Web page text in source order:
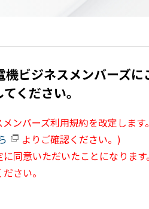
機ビジネスメンバーズ
ください。
ンバーズ利用規約を改定します。
よりご確認ください。)
同意いただいたことになります。
さい。